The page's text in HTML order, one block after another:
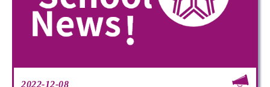
2022-12-08